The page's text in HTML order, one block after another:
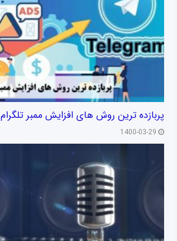
پربازده ترین روش های افزایش ممبر تلگرام
1400-03-29